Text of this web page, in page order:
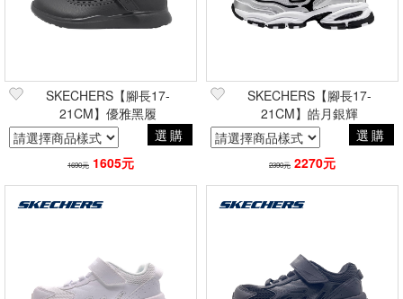
SKECHERS【腳長17-
21CM】優雅黑履
選購
1690元 1605元
SKECHERS【腳長17-
21CM】皓月銀輝
選購
2390元 2270元